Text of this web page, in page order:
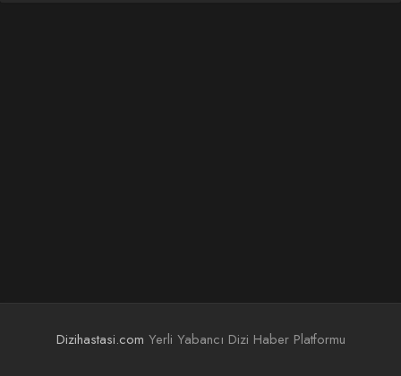
Dizihastasi.com Yerli Yabancı Dizi Haber Platformu